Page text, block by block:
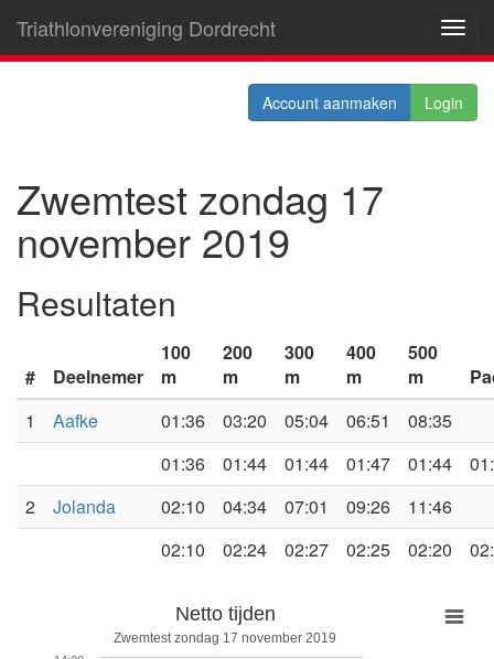
Triathlonvereniging Dordrecht
Account aanmaken Login
Zwemtest zondag 17
november 2019
Resultaten
# Deelnemer
100
m
200
m
300
m
400
m
500
m
1
Aafke 01:36 03:20 05:04 06:51
08:35
01:36
01:44 01:44 01:47 01:44
2
Jolanda 02:10 04:34 07:01 09:26
11:46
02:10
02:24 02:27 02:25 02:20
Netto tijden
Zwemtest zondag 17 november 2019